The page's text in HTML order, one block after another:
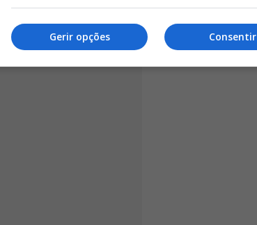
Consentir
Gerir opções